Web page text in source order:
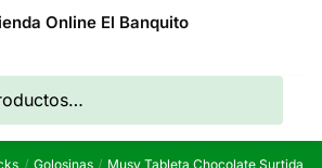
/ Golosinas / Musy Tableta Chocolate Surtida